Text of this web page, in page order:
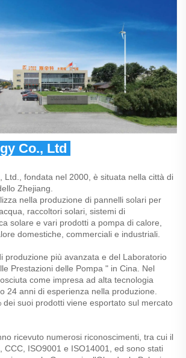
Co., Ltd
Ltd., fondata nel 2000, è situata nella città di
Zhejiang.
nella produzione di pannelli solari per
raccoltori solari, sistemi di
solare e vari prodotti a pompa di calore,
domestiche, commerciali e industriali.
produzione più avanzata e del Laboratorio
Prestazioni delle Pompa " in Cina. Nel
come impresa ad alta tecnologia
24 anni di esperienza nella produzione.
dei suoi prodotti viene esportato sul mercato
ricevuto numerosi riconoscimenti, tra cui il
CCC, ISO9001 e ISO14001, ed sono stati